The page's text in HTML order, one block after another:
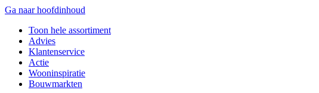
Ga naar hoofdinhoud
Toon hele assortiment
Advies
Klantenservice
Actie
Wooninspiratie
Bouwmarkten